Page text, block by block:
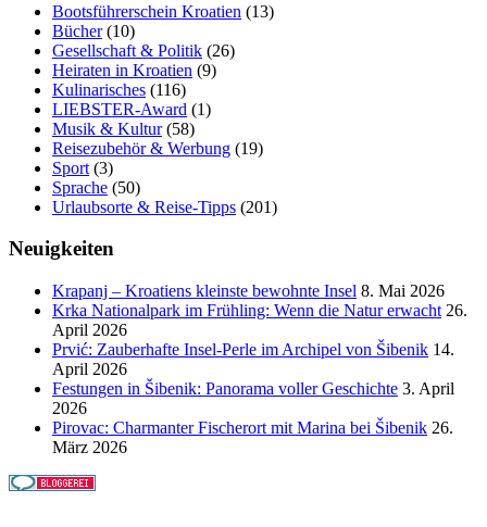
Bootsführerschein Kroatien (13)
Bücher(10)
Gesellschaft & Politik (26)
Heiraten in Kroatien (9)
Kulinarisches (116)
LIEBSTER-Award (1)
Musik & Kultur(58)
Reisezubehör & Werbung (19)
Sport (3)
Sprache (50)
Urlaubsorte & Reise-Tipps (201)
Neuigkeiten
Krapanj – Kroatiens kleinste bewohnte Insel 8. Mai 2026
Krka Nationalpark im Frühling: Wenn die Natur erwacht 26.
April 2026
Prvić: Zauberhafte Insel-Perle im Archipel von Šibenik 14.
April 2026
Festungen in Šibenik: Panorama voller Geschichte 3. April
2026
Pirovac: Charmanter Fischerort mit Marina bei Šibenik 26.
März 2026